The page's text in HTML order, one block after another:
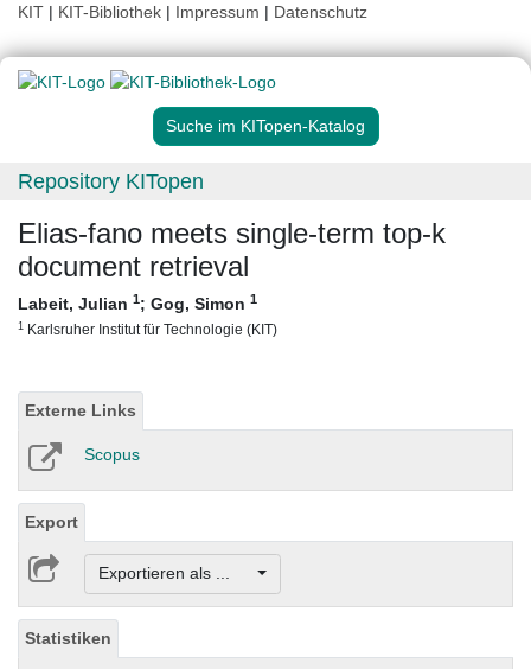
KIT | KIT-Bibliothek | Impressum | Datenschutz
Suche im KITopen-Katalog
Repository KITopen
Elias-fano meets single-term top-k
document retrieval
Labeit, Julian 1; Gog, Simon 1
1 Karlsruher Institut für Technologie (KIT)
Externe Links
Scopus
Export
Exportieren als ...
Statistiken